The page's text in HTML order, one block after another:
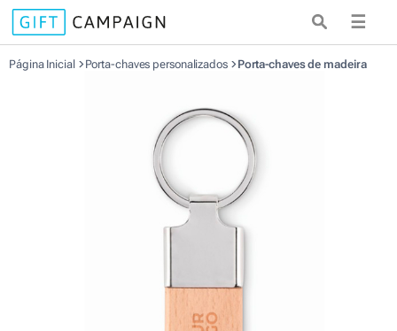
☰
Página Inicial Porta-chaves personalizados Porta-chaves de madeira